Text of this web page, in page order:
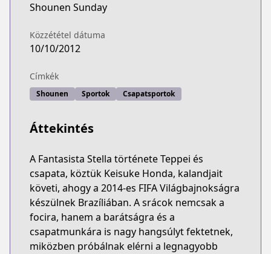
Shounen Sunday
Közzététel dátuma
10/10/2012
Címkék
Shounen Sportok Csapatsportok
Áttekintés
A Fantasista Stella története Teppei és
csapata, köztük Keisuke Honda, kalandjait
követi, ahogy a 2014-es FIFA Világbajnokságra
készülnek Brazíliában. A srácok nemcsak a
focira, hanem a barátságra és a
csapatmunkára is nagy hangsúlyt fektetnek,
miközben próbálnak elérni a legnagyobb